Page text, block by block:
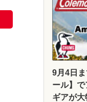
9月4日
ール】
ギアが大